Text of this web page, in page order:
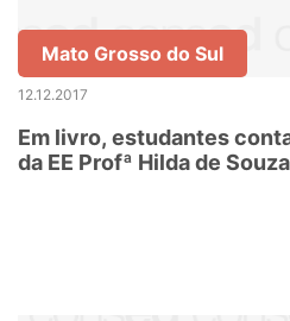
Mato Grosso do Sul
12.12.2017
Em livro, estudantes
da EE Profª Hilda de